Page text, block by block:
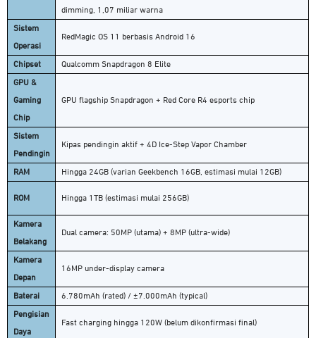
dimming, 1,07 miliar warna
Sistem
Operasi
RedMagic OS 11 berbasis Android 16
Chipset Qualcomm Snapdragon 8 Elite
GPU &
Gaming
Chip
GPU flagship Snapdragon + Red Core R4 esports chip
Sistem
Pendingin
Kipas pendingin aktif + 4D Ice-Step Vapor Chamber
RAM Hingga 24GB (varian Geekbench 16GB, estimasi mulai 12GB)
ROM Hingga 1TB (estimasi mulai 256GB)
Kamera
Belakang
Dual camera: 50MP (utama) + 8MP (ultra-wide)
Kamera
Depan
16MP under-display camera
Baterai 6.780mAh (rated) / ±7.000mAh (typical)
Pengisian
Daya
Fast charging hingga 120W (belum dikonfirmasi final)